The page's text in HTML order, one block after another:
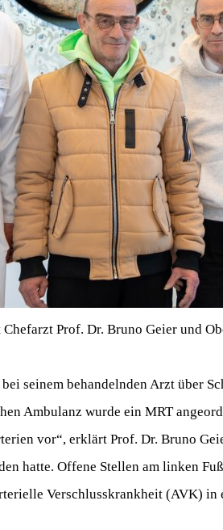
Prof. Dr. Bruno Geier und
seinem behandelnden Arzt über
Ambulanz wurde ein MRT
vor“, erklärt Prof. Dr. Bruno
hatte. Offene Stellen am linken
Verschlusskrankheit (AVK)